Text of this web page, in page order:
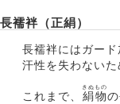
長襦袢（正絹）
長襦袢にはガー
汗性を失わない
これまで、 絹物
きぬもの